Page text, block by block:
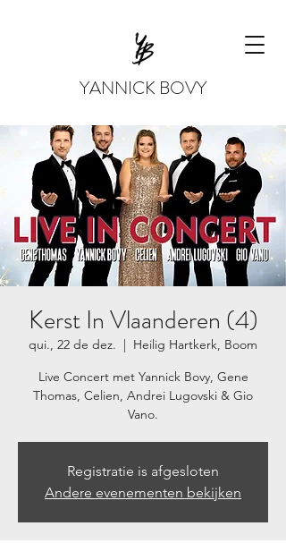
YANNICK BOVY
Kerst In Vlaanderen (4)
qui., 22 de dez.
  |
Heilig Hartkerk, Boom
Live Concert met Yannick Bovy, Gene
Thomas, Celien, Andrei Lugovski & Gio
Vano.
Registratie is afgesloten
Andere evenementen bekijken